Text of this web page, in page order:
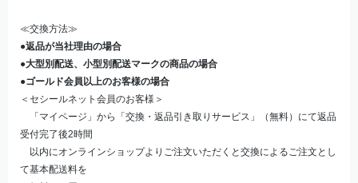
≪交換方法≫
●返品が当社理由の場合
●大型別配送、小型別配送マークの商品の場合
●ゴールド会員以上のお客様の場合
＜セシールネット会員のお客様＞
「マイページ」から「交換・返品引き取りサービス」（無料）にて返品
受付完了後2時間
以内にオンラインショップよりご注文いただくと交換によるご注文とし
て基本配送料を